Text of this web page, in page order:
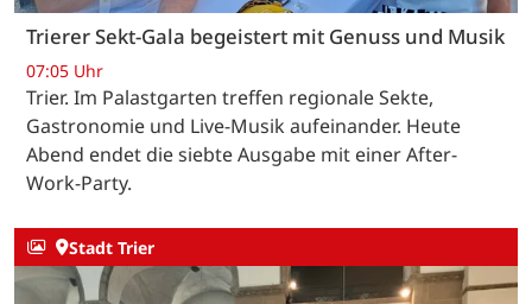
Trierer Sekt-Gala begeistert mit Genuss und Musik
07:05 Uhr
Trier. Im Palastgarten treffen regionale Sekte,
Gastronomie und Live-Musik aufeinander. Heute
Abend endet die siebte Ausgabe mit einer After-
Work-Party.
Stadt Trier